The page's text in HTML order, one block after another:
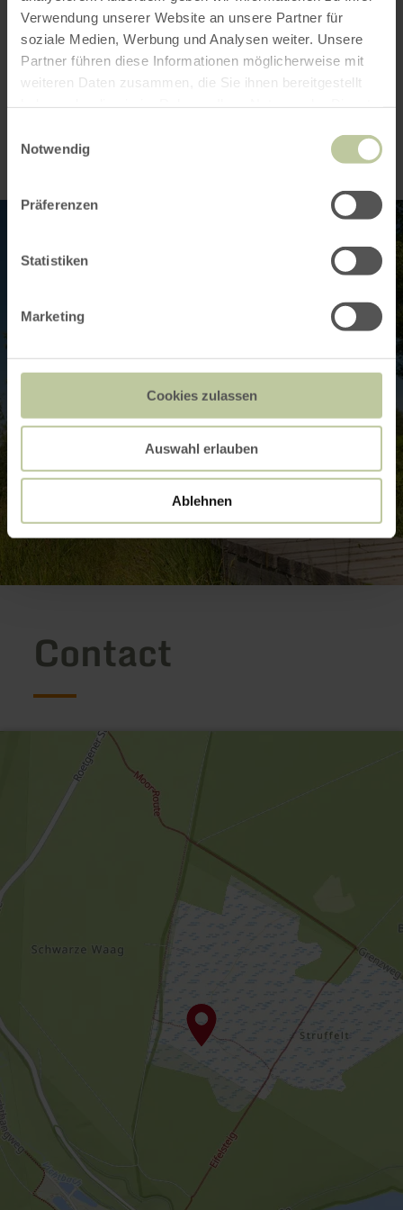
Verwendung unserer Website an unsere Partner für
soziale Medien, Werbung und Analysen weiter. Unsere
Partner führen diese Informationen möglicherweise mit
weiteren Daten zusammen, die Sie ihnen bereitgestellt
Notwendig
Präferenzen
Statistiken
Marketing
Cookies zulassen
Auswahl erlauben
Ablehnen
de manière impressionnante les résultats
obtenus jusqu'à présent.
Impressions
Contact